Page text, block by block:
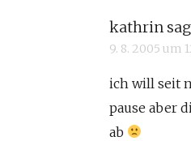
kathrin
9. 8. 2005 um
ich will seit
pause aber
ab